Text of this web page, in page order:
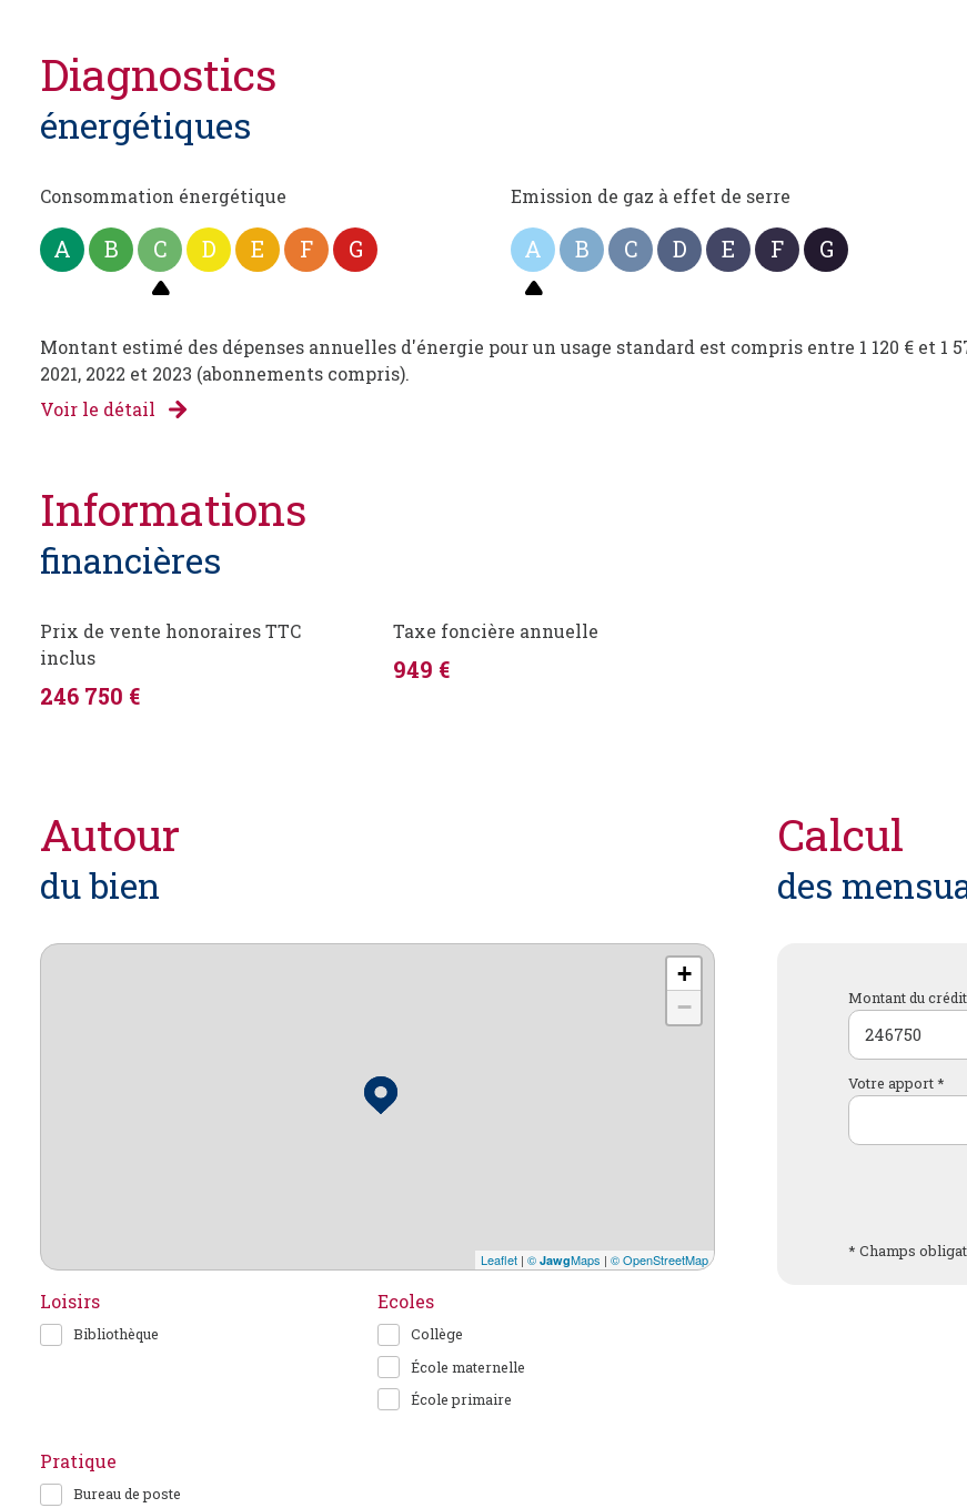
diagnostics
énergétiques
Consommation énergétique
A B C D E F G
Emission de gaz à effet de serre
A B C D E F G
Montant estimé des dépenses annuelles d'énergie pour un usage standard est compris entre 1 120 € et 1
2021, 2022 et 2023 (abonnements compris).
Voir le détail
informations
financières
Prix de vente honoraires TTC
inclus
246 750 €
Taxe foncière annuelle
949 €
autour
du bien
+
−
Leaflet | © JawgMaps | © OpenStreetMap
Loisirs
Bibliothèque
Ecoles
Collège
École maternelle
École primaire
Pratique
Bureau de poste
calcul
des
Montant du
Votre apport *
* Champs